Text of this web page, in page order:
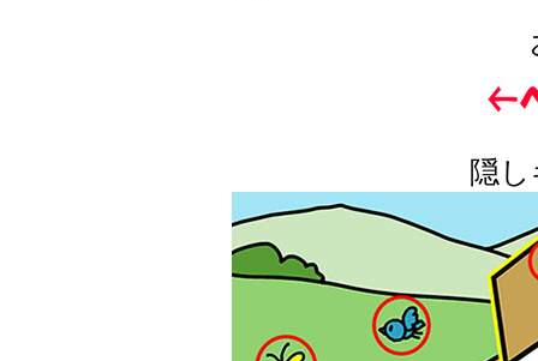
隠